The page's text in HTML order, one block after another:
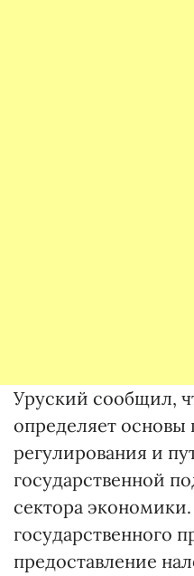
Уруский сообщил,
определяет основы
регулирования и
государственной
сектора
государственного
предоставление